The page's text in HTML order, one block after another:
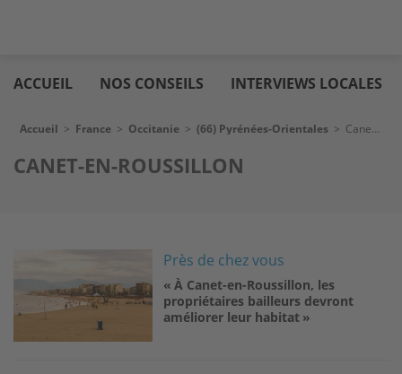
au
contenu
immo
ACCUEIL NOS CONSEILS INTERVIEWS LOCALES
Fil d'Ariane
Accueil > France > Occitanie > (66) Pyrénées-Orientales > Canet-en-Roussillon
CANET-EN-ROUSSILLON
Près de chez vous
« À Canet-en-Roussillon, les
propriétaires bailleurs devront
améliorer leur habitat »